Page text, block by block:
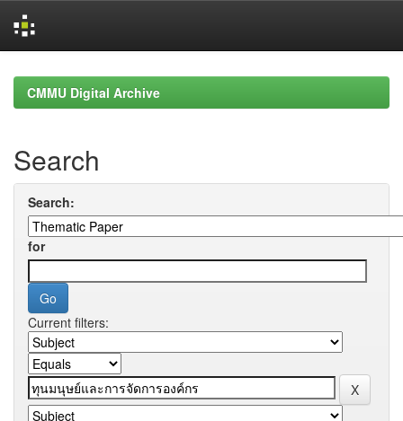
navigationCMMU Digital Archive
Search
Search:
for
Current filters: